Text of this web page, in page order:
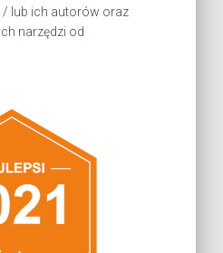
lub ich autorów oraz
narzędzi od